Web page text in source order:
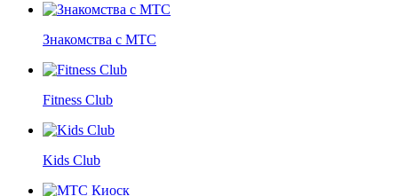
Знакомства с МТС
Fitness Club
Kids Club